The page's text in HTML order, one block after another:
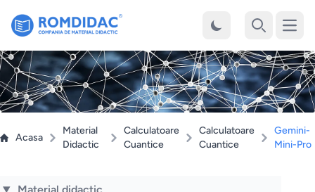
Acasa
Material
Didactic
Calculatoare
Cuantice
Calculatoare
Cuantice
Gemini-
Mini-Pro